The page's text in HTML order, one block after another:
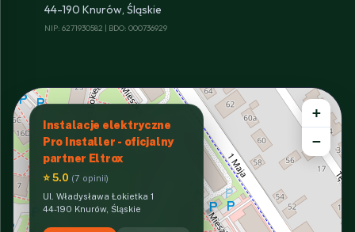
44-190 Knurów, Śląskie
NIP: 6271930582 | BDO: 000736929
Instalacje elektryczne
Pro Installer - oficjalny
partner Eltrox
⭐ 5.0 (7 opinii)
Ul. Władysława Łokietka 1
44-190 Knurów, Śląskie
+
−